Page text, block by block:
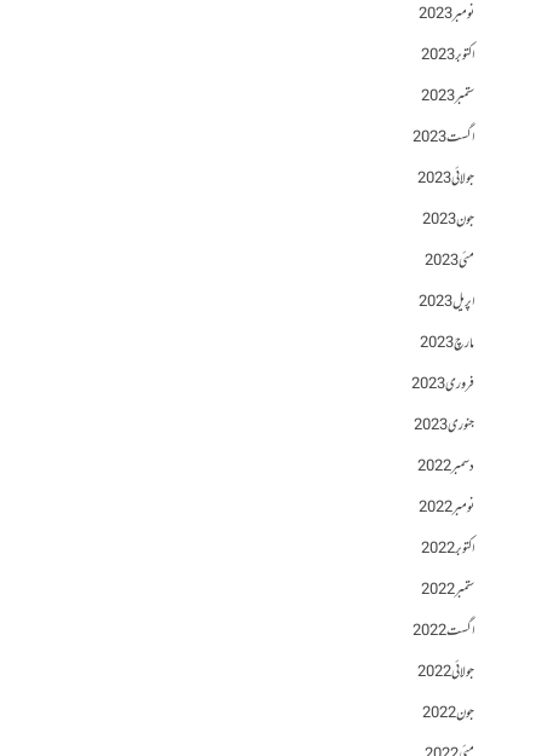
نومبر 2023
اکتوبر 2023
ستمبر 2023
اگست 2023
جولائی 2023
جون 2023
مئی 2023
اپریل 2023
مارچ 2023
فروری 2023
جنوری 2023
دسمبر 2022
نومبر 2022
اکتوبر 2022
ستمبر 2022
اگست 2022
جولائی 2022
جون 2022